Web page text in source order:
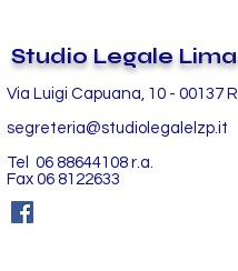
Studio Legale
Via Luigi Capuana, 10 - 00137
segreteria@studiolegalelzp.it
Tel 06 88644108 r.a.
Fax 06 8122633